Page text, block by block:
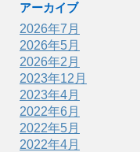
アーカイブ
2026年7月
2026年5月
2026年2月
2023年12月
2023年4月
2022年6月
2022年5月
2022年4月